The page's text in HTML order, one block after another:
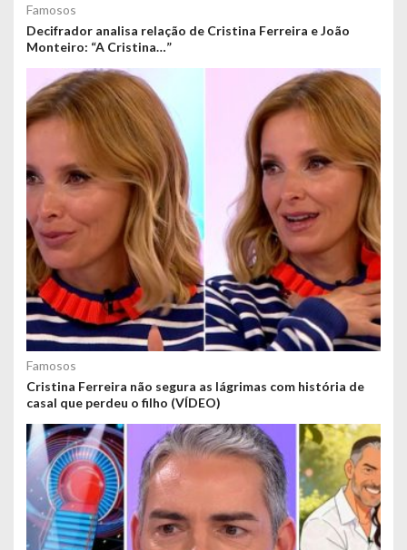
Famosos
Decifrador analisa relação de Cristina Ferreira e João
Monteiro: “A Cristina…”
Famosos
Cristina Ferreira não segura as lágrimas com história de
casal que perdeu o filho (VÍDEO)